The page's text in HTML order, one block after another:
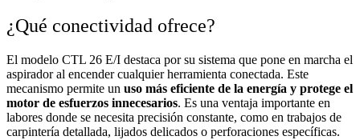
¿Qué conectividad ofrece?
El modelo CTL 26 E/I destaca por su sistema que pone en marcha el
aspirador al encender cualquier herramienta conectada. Este
mecanismo permite un uso más eficiente de la energía y protege el
motor de esfuerzos innecesarios. Es una ventaja importante en
labores donde se necesita precisión constante, como en trabajos de
carpintería detallada, lijados delicados o perforaciones específicas.